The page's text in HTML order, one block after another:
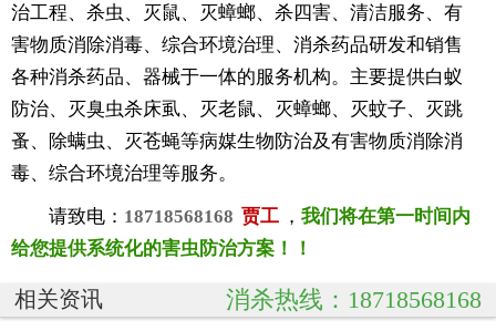
治工程、杀虫、灭鼠、灭蟑螂、杀四害、清洁服务、有
害物质消除消毒、综合环境治理、消杀药品研发和销售
各种消杀药品、器械于一体的服务机构。主要提供白蚁
防治、灭臭虫杀床虱、灭老鼠、灭蟑螂、灭蚊子、灭跳
蚤、除螨虫、灭苍蝇等病媒生物防治及有害物质消除消
毒、综合环境治理等服务。
请致电： 18718568168 贾工 ， 我们将在第一时间内
给您提供系统化的害虫防治方案！！
相关资讯 消杀热线：18718568168